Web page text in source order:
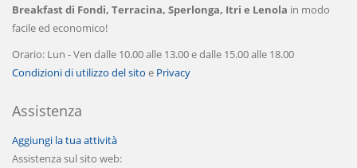
Breakfast di Fondi, Terracina, Sperlonga, Itri e Lenola in modo
facile ed economico!
Orario: Lun - Ven dalle 10.00 alle 13.00 e dalle 15.00 alle 18.00
Condizioni di utilizzo del sito e Privacy
Assistenza
Aggiungi la tua attività
Assistenza sul sito web: